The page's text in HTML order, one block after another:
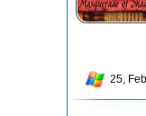
25,